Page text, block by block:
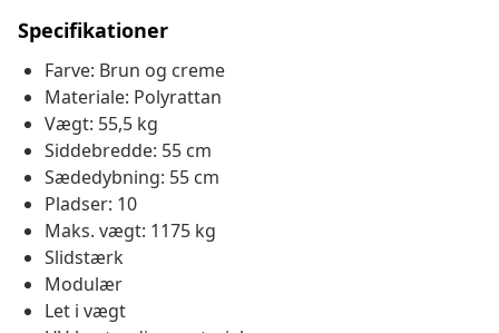
Specifikationer
Farve: Brun og creme
Materiale: Polyrattan
Vægt: 55,5 kg
Siddebredde: 55 cm
Sædedybning: 55 cm
Pladser: 10
Maks. vægt: 1175 kg
Slidstærk
Modulær
Let i vægt